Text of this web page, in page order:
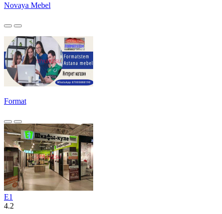
Novaya Mebel
Format
Е1
4.2